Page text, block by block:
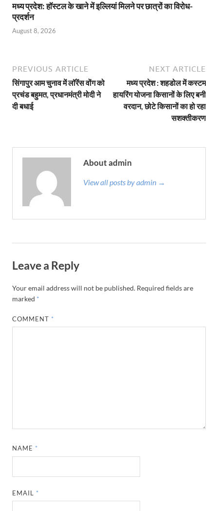
मध्य प्रदेश: हॉस्टल के खाने में इल्लियां मिलने पर छात्रों का विरोध-
प्रदर्शन
August 8, 2026
PREVIOUS ARTICLE
सिंगापुर आम चुनाव में लॉरेंस वोंग को
प्रचंड बहुमत, प्रधानमंत्री मोदी ने
दी बधाई
NEXT ARTICLE
मध्य प्रदेश : शहडोल में कस्टम
हायरिंग योजना किसानों के लिए बनी
वरदान, छोटे किसानों का हो रहा
सशक्तीकरण
About admin
View all posts by admin →
Leave a Reply
Your email address will not be published. Required fields are
marked *
COMMENT *
NAME *
EMAIL *